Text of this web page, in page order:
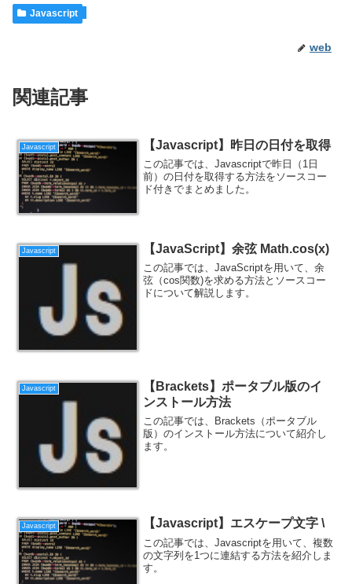
Javascript
web
関連記事
Javascript 【Javascript】昨日の日付を取得
この記事では、Javascriptで昨日（1日
前）の日付を取得する方法をソースコー
ド付きでまとめました。
Javascript 【JavaScript】余弦 Math.cos(x)
この記事では、JavaScriptを用いて、余
弦（cos関数)を求める方法とソースコー
ドについて解説します。
Javascript
【Brackets】ポータブル版のイ
ンストール方法
この記事では、Brackets（ポータブル
版）のインストール方法について紹介し
ます。
Javascript 【Javascript】エスケープ文字 \
この記事では、Javascriptを用いて、複数
の文字列を1つに連結する方法を紹介しま
す。